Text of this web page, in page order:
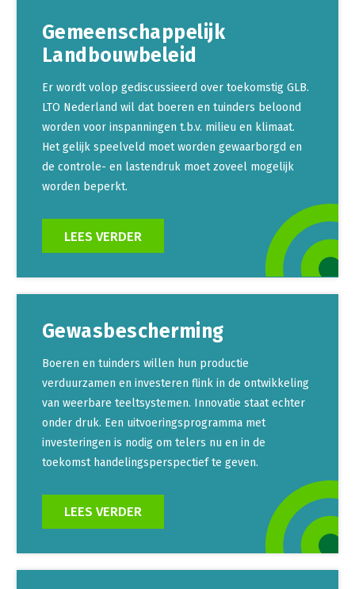
Gemeenschappelijk
Landbouwbeleid
Er wordt volop gediscussieerd over toekomstig GLB.
LTO Nederland wil dat boeren en tuinders beloond
worden voor inspanningen t.b.v. milieu en klimaat.
Het gelijk speelveld moet worden gewaarborgd en
de controle- en lastendruk moet zoveel mogelijk
worden beperkt.
LEES VERDER
Gewasbescherming
Boeren en tuinders willen hun productie
verduurzamen en investeren flink in de ontwikkeling
van weerbare teeltsystemen. Innovatie staat echter
onder druk. Een uitvoeringsprogramma met
investeringen is nodig om telers nu en in de
toekomst handelingsperspectief te geven.
LEES VERDER